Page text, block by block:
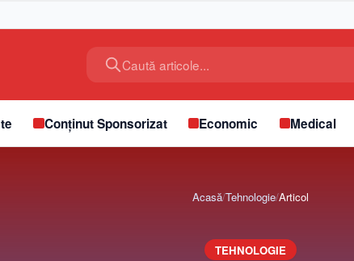
Caută articole...
Conținut Sponsorizat Economic Medical
Acasă/Tehnologie/Articol
TEHNOLOGIE